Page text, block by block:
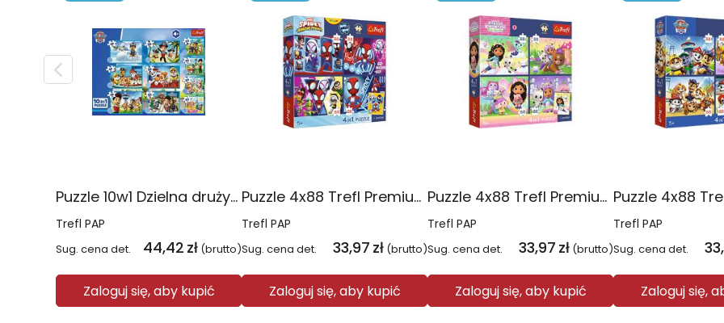
Puzzle 10w1 Dzielna drużyna Psiego Patrolu 96012
Trefl PAP
Sug. cena det. 44,42 zł (brutto)
Zaloguj się, aby kupić
Puzzle 4x88 Trefl Premium Plus Kids Pajęczy dzień Spidey 34696
Trefl PAP
Sug. cena det. 33,97 zł (brutto)
Zaloguj się, aby kupić
Puzzle 4x88 Trefl Premium Plus Kids Kocie harce Koci Domek Gabi 34694
Trefl PAP
Sug. cena det. 33,97 zł (brutto)
Zaloguj się, aby kupić
Trefl PAP
Sug. cena det.
Zaloguj się,